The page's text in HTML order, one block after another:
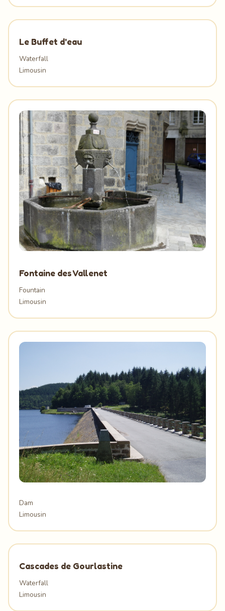
Le Buffet d'eau
Waterfall
Limousin
Fontaine des Vallenet
Fountain
Limousin
Dam
Limousin
Cascades de Gourlastine
Waterfall
Limousin